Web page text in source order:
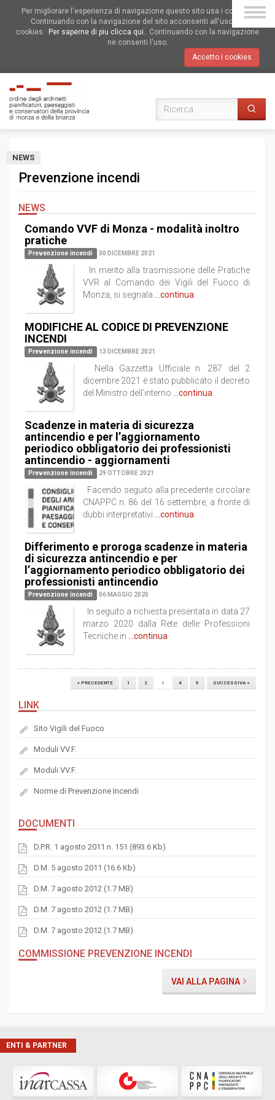
Per migliorare l'esperienza di navigazione questo sito usa i cookies.
Continuando con la navigazione del sito acconsenti all'uso dei
cookies.
Per saperne di piu clicca qui.. Continuando con la navigazione
ne consenti l'uso.
Accetto i cookies
NEWS
Prevenzione incendi
NEWS
Comando VVF di Monza - modalità inoltro
pratiche
Prevenzione incendi 30 DICEMBRE 2021
In merito alla trasmissione delle Pratiche
VVR al Comando dei Vigili del Fuoco di
Monza, si segnala
...continua
MODIFICHE AL CODICE DI PREVENZIONE
INCENDI
Prevenzione incendi 13 DICEMBRE 2021
Nella Gazzetta Ufficiale n. 287 del 2
dicembre 2021 è stato pubblicato il decreto
del Ministro dell’interno
...continua
Scadenze in materia di sicurezza
antincendio e per l’aggiornamento
periodico obbligatorio dei professionisti
antincendio - aggiornamenti
Prevenzione incendi 29 OTTOBRE 2021
Facendo seguito alla precedente circolare
CNAPPC n. 86 del 16 settembre, a fronte di
dubbi interpretativi
...continua
Differimento e proroga scadenze in materia
di sicurezza antincendio e per
l’aggiornamento periodico obbligatorio dei
professionisti antincendio
Prevenzione incendi 06 MAGGIO 2020
In seguito a richiesta presentata in data 27
marzo 2020 dalla Rete delle Professioni
Tecniche in
...continua
< PRECEDENTE 1 2 3 4 5 SUCCESSIVA >
LINK
Sito Vigili del Fuoco
Moduli VV.F.
Moduli VV.F.
Norme di Prevenzione Incendi
DOCUMENTI
D.P.R. 1 agosto 2011 n. 151 (893.6 Kb)
D.M. 5 agosto 2011 (16.6 Kb)
D.M. 7 agosto 2012 (1.7 MB)
D.M. 7 agosto 2012 (1.7 MB)
D.M. 7 agosto 2012 (1.7 MB)
COMMISSIONE PREVENZIONE INCENDI
VAI ALLA PAGINA
ENTI & PARTNER